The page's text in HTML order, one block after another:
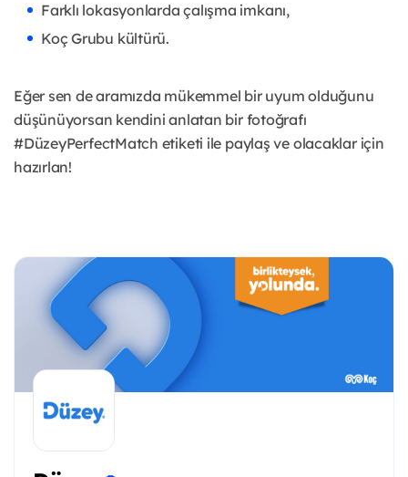
Farklı lokasyonlarda çalışma imkanı,
Koç Grubu kültürü.
Eğer sen de aramızda mükemmel bir uyum olduğunu
düşünüyorsan kendini anlatan bir fotoğrafı
#DüzeyPerfectMatch etiketi ile paylaş ve olacaklar için
hazırlan!